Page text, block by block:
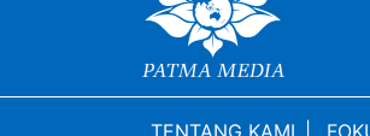
TENTANG KAMI